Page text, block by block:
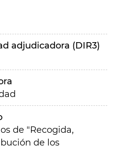
adjudicadora (DIR3)
de "Recogida,
de los